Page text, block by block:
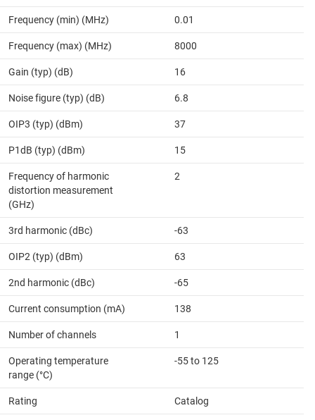
Frequency (min) (MHz) 0.01
Frequency (max) (MHz) 8000
Gain (typ) (dB) 16
Noise figure (typ) (dB) 6.8
OIP3 (typ) (dBm) 37
P1dB (typ) (dBm) 15
Frequency of harmonic
distortion measurement
(GHz)
2
3rd harmonic (dBc) -63
OIP2 (typ) (dBm) 63
2nd harmonic (dBc) -65
Current consumption (mA) 138
Number of channels 1
Operating temperature
range (°C)
-55 to 125
Rating Catalog